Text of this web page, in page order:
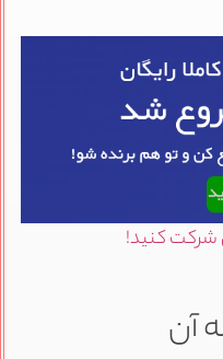
شرکت کنید!
آن